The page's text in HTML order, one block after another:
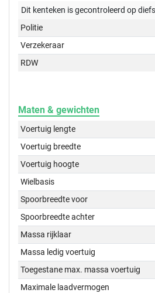
Dit kenteken is gecontroleerd op
Politie
Verzekeraar
RDW
Maten & gewichten
Voertuig lengte
Voertuig breedte
Voertuig hoogte
Wielbasis
Spoorbreedte voor
Spoorbreedte achter
Massa rijklaar
Massa ledig voertuig
Toegestane max. massa voertuig
Maximale laadvermogen